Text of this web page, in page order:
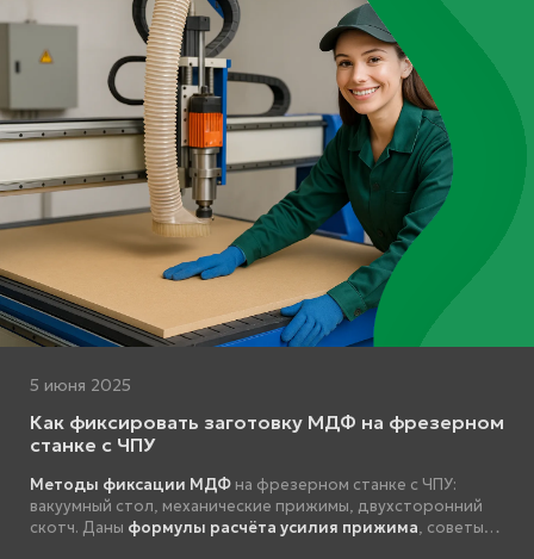
5 июня 2025
Как фиксировать заготовку МДФ на фрезерном
станке с ЧПУ
Методы фиксации МДФ на фрезерном станке с ЧПУ:
вакуумный стол, механические прижимы, двухсторонний
скотч. Даны формулы расчёта усилия прижима, советы